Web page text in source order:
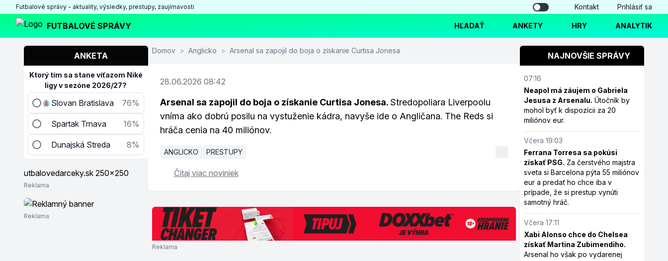
Futbalové správy - aktuality, výsledky, prestupy, zaujímavosti Kontakt Prihlásiť sa
FUTBALOVÉ SPRÁVY HĽADAŤ ANKETY HRY ANALYTIK
ANKETA
Ktorý tím sa stane víťazom Niké
ligy v sezóne 2026/27?
Slovan Bratislava 76%
Spartak Trnava 16%
Dunajská Streda 8%
Reklama
Reklama
Domov > Anglicko > Arsenal sa zapojil do boja o získanie Curtisa Jonesa
28.06.2026 08:42
Arsenal sa zapojil do boja o získanie Curtisa Jonesa. Stredopoliara Liverpoolu
vníma ako dobrú posilu na vystuženie kádra, navyše ide o Angličana. The Reds si
hráča cenia na 40 miliónov.
ANGLICKO PRESTUPY
Čítaj viac noviniek
Reklama
NAJNOVŠIE SPRÁVY
07:16
Neapol má záujem o Gabriela
Jesusa z Arsenalu. Útočník by
mohol byť k dispozícii za 20
miliónov eur.
Včera 19:03
Ferrana Torresa sa pokúsi
získať PSG. Za čerstvého majstra
sveta si Barcelona pýta 55 miliónov
eur a predať ho chce iba v
prípade, že si prestup vynúti
samotný hráč.
Včera 17:11
Xabi Alonso chce do Chelsea
získať Martina Zubimendiho.
Arsenal ho však po vydarenej